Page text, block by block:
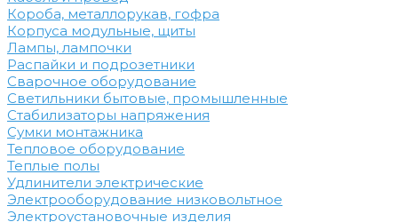
Короба, металлорукав, гофра
Корпуса модульные, щиты
Лампы, лампочки
Распайки и подрозетники
Сварочное оборудование
Светильники бытовые, промышленные
Стабилизаторы напряжения
Сумки монтажника
Тепловое оборудование
Теплые полы
Удлинители электрические
Электрооборудование низковольтное
Электроустановочные изделия